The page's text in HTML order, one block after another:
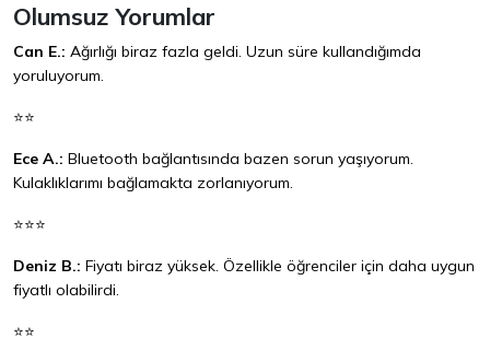
Olumsuz Yorumlar
Can E.: Ağırlığı biraz fazla geldi. Uzun süre kullandığımda
yoruluyorum.
⭐⭐
Ece A.: Bluetooth bağlantısında bazen sorun yaşıyorum.
Kulaklıklarımı bağlamakta zorlanıyorum.
⭐⭐⭐
Deniz B.: Fiyatı biraz yüksek. Özellikle öğrenciler için daha uygun
fiyatlı olabilirdi.
⭐⭐